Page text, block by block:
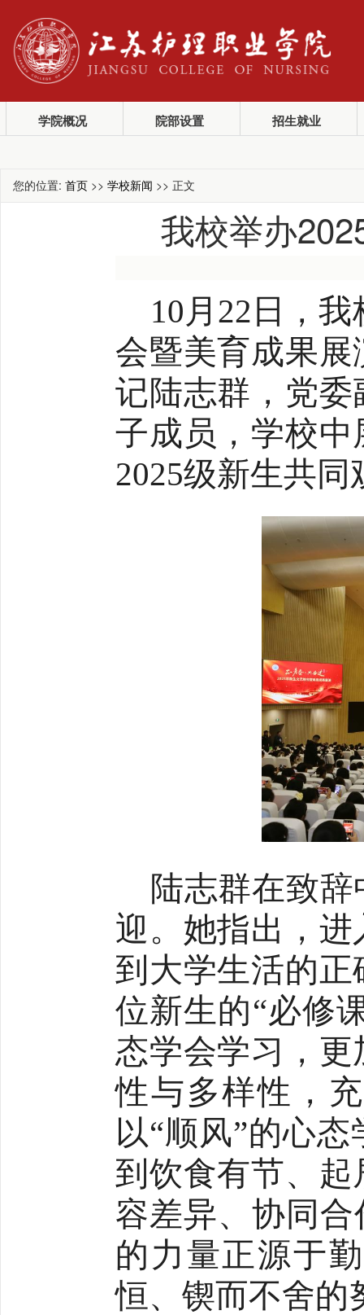
学院概况 院部设置 招生就业
您的位置: 首页 >> 学校新闻 >> 正文
我校举办
10月22 日，我
会暨美育成果
记陆志群，党
子成员， 学校中
2025级新生共同
陆志群在致辞
迎。她指出 ， 进
到大学生活的
位新生的“必修
态学会学习，
性与多样性，
以“顺风”的心
到饮食有节、
容差异、协同
的力量正源于
恒、锲而不舍的